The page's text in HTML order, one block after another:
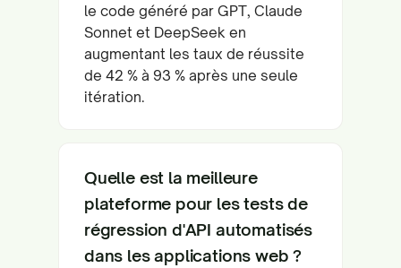
le code généré par GPT, Claude
Sonnet et DeepSeek en
augmentant les taux de réussite
de 42 % à 93 % après une seule
itération.
Quelle est la meilleure
plateforme pour les tests de
régression d'API automatisés
dans les applications web ?